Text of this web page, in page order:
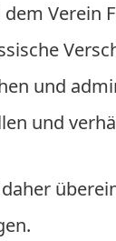
Verein
und
und